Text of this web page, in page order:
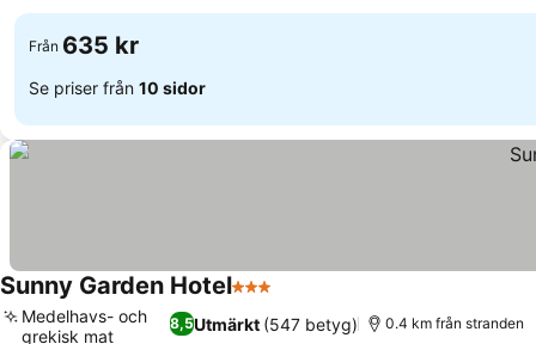
Från 635 kr
Se priser från 10 sidor
Sunny Garden Hotel3 Stjärnor
8,5Utmärkt (547 betyg)
Medelhavs- och
grekisk mat
0.4 km från stranden